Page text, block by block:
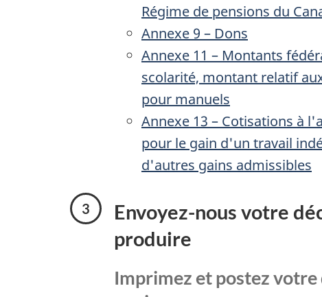
Régime de pensions du
Annexe 9 – Dons
Annexe 11 – Montants
scolarité, montant relatif
pour manuels
Annexe 13 – Cotisations à
pour le gain d'un travail
d'autres gains admissibles
Envoyez-nous votre
produire
Imprimez et postez